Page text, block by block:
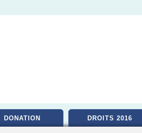
DONATION DROITS 2016